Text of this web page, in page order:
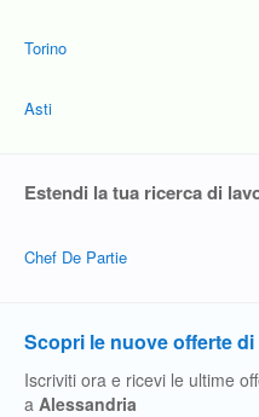
Torino
Asti
Estendi la tua ricerca di
Chef De Partie
Scopri le nuove offerte
Iscriviti ora e ricevi le ultime
a Alessandria